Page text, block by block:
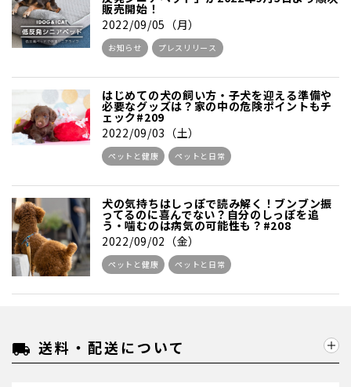
販売開始！
2022/09/05（月）
お知らせ プレスリリース
はじめての犬の飼い方・子犬を迎える準備や
必要なグッズは？家の中の危険ポイントもチ
ェック#209
2022/09/03（土）
ペットと健康 ペットと日常
犬の気持ちはしっぽで読み解く！ブンブン振
ってるのに喜んでない？自分のしっぽを追
う・噛むのは病気の可能性も？#208
2022/09/02（金）
ペットと健康 ペットと日常
local_shipping 送料・配送について